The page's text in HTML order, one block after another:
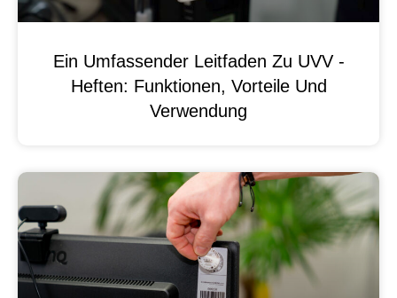
Ein Umfassender Leitfaden Zu UVV -
Heften: Funktionen, Vorteile Und
Verwendung